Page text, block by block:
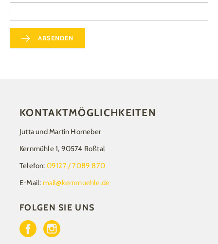
ABSENDEN
KONTAKTMÖGLICHKEITEN
Jutta und Martin Horneber
Kernmühle 1, 90574 Roßtal
Telefon: 09127 / 7089 870
E-Mail: mail@kernmuehle.de
FOLGEN SIE UNS